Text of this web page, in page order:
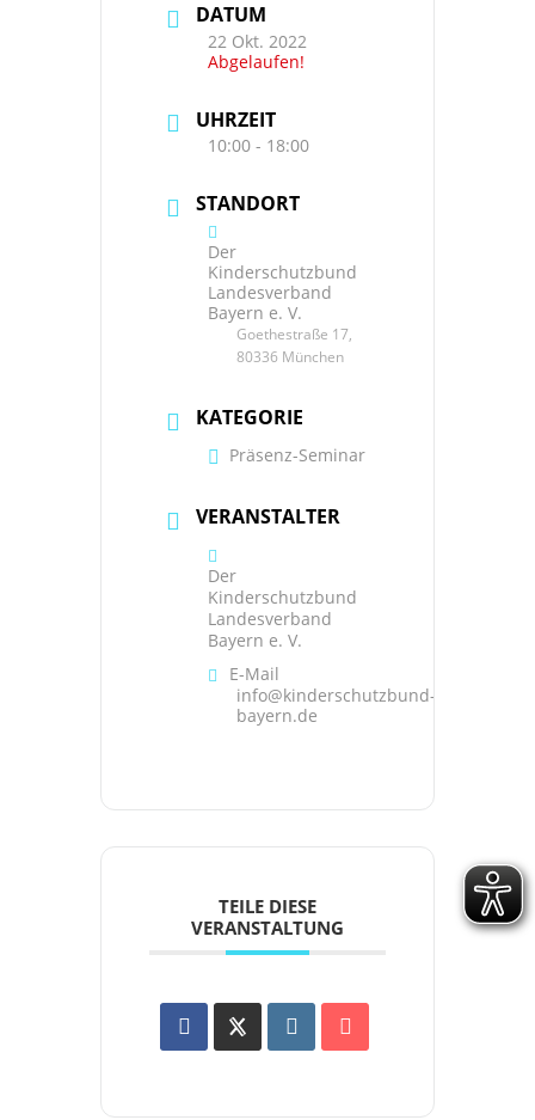
DATUM
22 Okt. 2022
Abgelaufen!
UHRZEIT
10:00 - 18:00
STANDORT
Der
Kinderschutzbund
Landesverband
Bayern e. V.
Goethestraße 17,
80336 München
KATEGORIE
Präsenz-Seminar
VERANSTALTER
Der
Kinderschutzbund
Landesverband
Bayern e. V.
E-Mail
info@kinderschutzbund-
bayern.de
TEILE DIESE
VERANSTALTUNG